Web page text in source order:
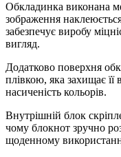
Обкладинка виконана
зображення
забезпечує виробу
вигляд.
Додатково поверхня
плівкою, яка захищає
насиченість кольорів.
Внутрішній блок
чому блокнот зручно
щоденному